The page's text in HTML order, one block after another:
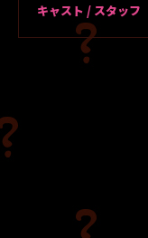
キャスト / スタッフ